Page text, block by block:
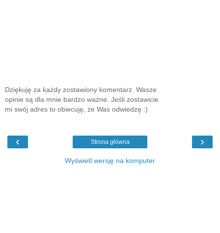
Dziękuję za każdy zostawiony komentarz. Wasze
opinie są dla mnie bardzo ważne. Jeśli zostawicie
mi swój adres to obiecuję, że Was odwiedzę :)
‹ ›
Strona główna
Wyświetl wersję na komputer